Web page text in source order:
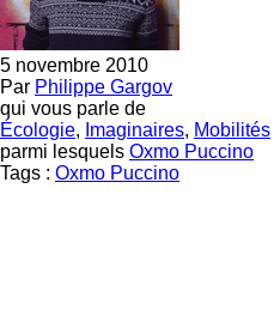
5 novembre 2010
Par Philippe Gargov
qui vous parle de
Écologie, Imaginaires, Mobilités
parmi lesquels Oxmo Puccino
Tags : Oxmo Puccino